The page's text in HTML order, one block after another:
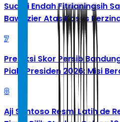
Suami Endah Fitrianingsih
Bawazier Atas Kasus
7
Prediksi Skor Persib
Piala Presiden 2026: Misi
8
Aji Santoso Resmi Latih de